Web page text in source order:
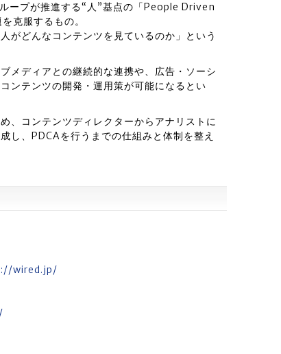
プが推進する“人”基点の「People Driven
克服するもの。
がどんなコンテンツを見ているのか」という
メディアとの継続的な連携や、広告・ソーシ
ンテンツの開発・運用策が可能になるとい
、コンテンツディレクターからアナリストに
し、PDCAを行うまでの仕組みと体制を整え
wired.jp/